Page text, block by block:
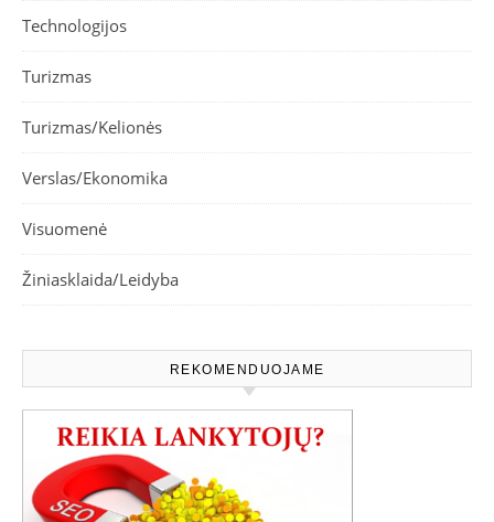
Technologijos
Turizmas
Turizmas/Kelionės
Verslas/Ekonomika
Visuomenė
Žiniasklaida/Leidyba
REKOMENDUOJAME